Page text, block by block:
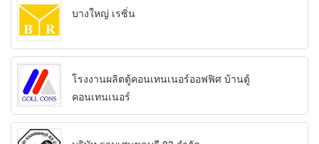
บางใหญ่ เรซิ่น
โรงงานผลิตตู้คอนเทนเนอร์ออฟฟิศ บ้านตู้
คอนเทนเนอร์